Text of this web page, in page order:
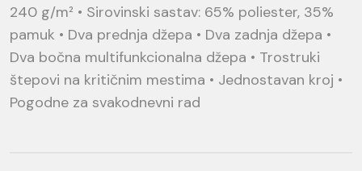
240 g/m² • Sirovinski sastav: 65% poliester, 35%
pamuk • Dva prednja džepa • Dva zadnja džepa •
Dva bočna multifunkcionalna džepa • Trostruki
štepovi na kritičnim mestima • Jednostavan kroj •
Pogodne za svakodnevni rad